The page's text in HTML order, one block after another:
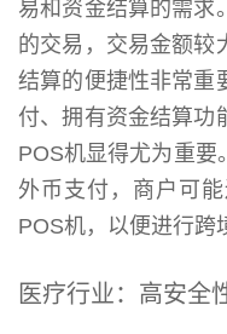
易和资金结算的需求
的交易，交易金额较
结算的便捷性非常重
付、拥有资金结算功
POS机显得尤为重要
外币支付，商户可
POS机，以便进行跨
医疗行业：高安全